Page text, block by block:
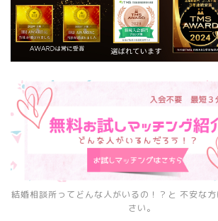
結婚相談所ってどんな人がいるの！？と 不安な
さい。